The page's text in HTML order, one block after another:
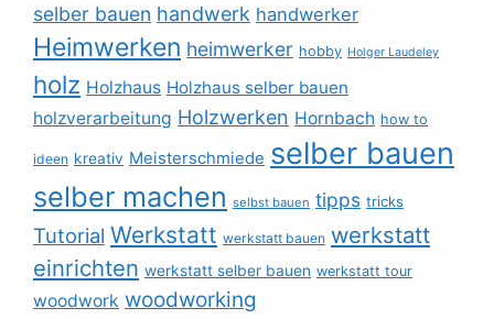
selber bauen handwerk handwerker
Heimwerken heimwerker hobby Holger Laudeley
holz Holzhaus Holzhaus selber bauen
holzverarbeitung Holzwerken Hornbach how to
ideen kreativ Meisterschmiede selber bauen
selber machen selbst bauen tipps tricks
Tutorial Werkstatt werkstatt bauen werkstatt
einrichten werkstatt selber bauen werkstatt tour
woodwork woodworking